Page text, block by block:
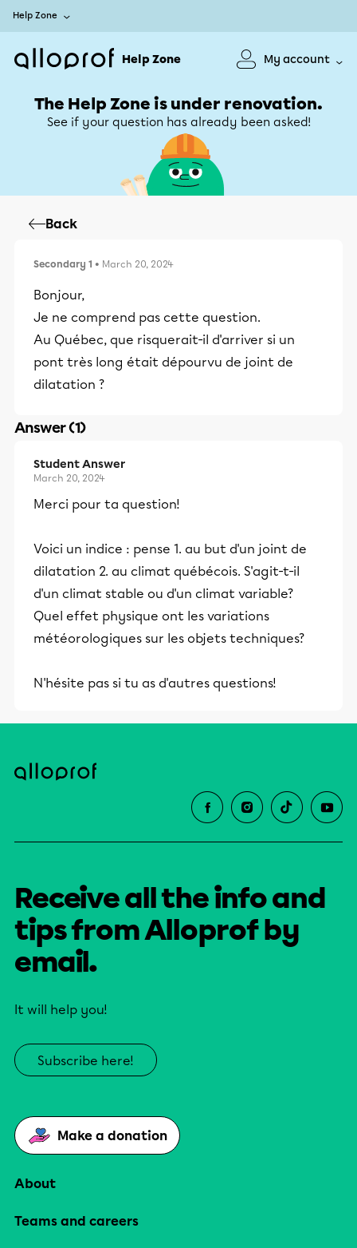
Help Zone
Help Zone My account
The Help Zone is under renovation.
See if your question has already been asked!
Back
Secondary 1 • March 20, 2024
Bonjour,
Je ne comprend pas cette question.
Au Québec, que risquerait-il d'arriver si un
pont très long était dépourvu de joint de
dilatation ?
Answer (1)
Student Answer
March 20, 2024
Merci pour ta question!
Voici un indice : pense 1. au but d'un joint de
dilatation 2. au climat québécois. S'agit-t-il
d'un climat stable ou d'un climat variable?
Quel effet physique ont les variations
météorologiques sur les objets techniques?
N'hésite pas si tu as d'autres questions!
Receive all the info and
tips from Alloprof by
email.
It will help you!
Subscribe here!
Make a donation
About
Teams and careers